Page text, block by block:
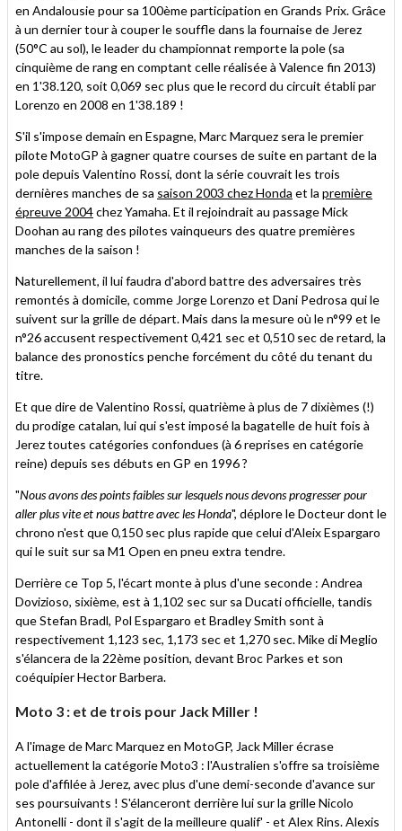
en Andalousie pour sa 100ème participation en Grands Prix. Grâce
à un dernier tour à couper le souffle dans la fournaise de Jerez
(50°C au sol), le leader du championnat remporte la pole (sa
cinquième de rang en comptant celle réalisée à Valence fin 2013)
en 1'38.120, soit 0,069 sec plus que le record du circuit établi par
Lorenzo en 2008 en 1'38.189 !
S'il s'impose demain en Espagne, Marc Marquez sera le premier
pilote MotoGP à gagner quatre courses de suite en partant de la
pole depuis Valentino Rossi, dont la série couvrait les trois
dernières manches de sa saison 2003 chez Honda et la première
épreuve 2004chez Yamaha. Et il rejoindrait au passage Mick
Doohan au rang des pilotes vainqueurs des quatre premières
manches de la saison !
Naturellement, il lui faudra d'abord battre des adversaires très
remontés à domicile, comme Jorge Lorenzo et Dani Pedrosa qui le
suivent sur la grille de départ. Mais dans la mesure où le n°99 et le
n°26 accusent respectivement 0,421 sec et 0,510 sec de retard, la
balance des pronostics penche forcément du côté du tenant du
titre.
Et que dire de Valentino Rossi, quatrième à plus de 7 dixièmes (!)
du prodige catalan, lui qui s'est imposé la bagatelle de huit fois à
Jerez toutes catégories confondues (à 6 reprises en catégorie
reine) depuis ses débuts en GP en 1996 ?
"Nous avons des points faibles sur lesquels nous devons progresser pour
aller plus vite et nous battre avec les Honda", déplore le Docteur dont le
chrono n'est que 0,150 sec plus rapide que celui d'Aleix Espargaro
qui le suit sur sa M1 Open en pneu extra tendre.
Derrière ce Top 5, l'écart monte à plus d'une seconde : Andrea
Dovizioso, sixième, est à 1,102 sec sur sa Ducati officielle, tandis
que Stefan Bradl, Pol Espargaro et Bradley Smith sont à
respectivement 1,123 sec, 1,173 sec et 1,270 sec. Mike di Meglio
s'élancera de la 22ème position, devant Broc Parkes et son
coéquipier Hector Barbera.
Moto 3 : et de trois pour Jack Miller !
A l'image de Marc Marquez en MotoGP, Jack Miller écrase
actuellement la catégorie Moto3 : l'Australien s'offre sa troisième
pole d'affilée à Jerez, avec plus d'une demi-seconde d'avance sur
ses poursuivants ! S'élanceront derrière lui sur la grille Nicolo
Antonelli - dont il s'agit de la meilleure qualif' - et Alex Rins. Alexis